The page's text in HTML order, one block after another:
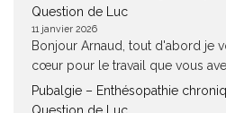
Question de Luc
11 janvier 2026
Bonjour Arnaud, tout d'abord je
cœur pour le travail que vous
Pubalgie – Enthésopathie